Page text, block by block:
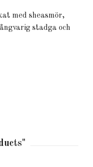
med sheasmör,
stadga och